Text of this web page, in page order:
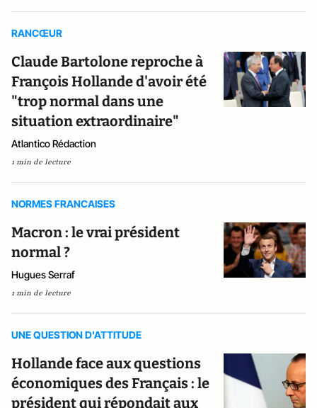
RANCŒUR
Claude Bartolone reproche à
François Hollande d'avoir été
"trop normal dans une
situation extraordinaire"
Atlantico Rédaction
1 min de lecture
NORMES FRANCAISES
Macron : le vrai président
normal ?
Hugues Serraf
1 min de lecture
UNE QUESTION D'ATTITUDE
Hollande face aux questions
économiques des Français : le
président qui répondait aux